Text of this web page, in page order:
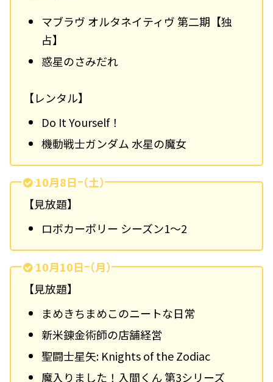
マブラヴ オルタネイティヴ 第二期 【独
占】
惑星のさみだれ
【レンタル】
Do It Yourself！
機動戦士ガンダム 水星の魔女
10月8日（土）
【見放題】
ロボカーポリー シーズン1～2
10月10日（月）
【見放題】
まめきちまめこのニートな日常
新米錬金術師の店舗経営
聖闘士星矢: Knights of the Zodiac
魔入りました！入間くん 第3シリーズ